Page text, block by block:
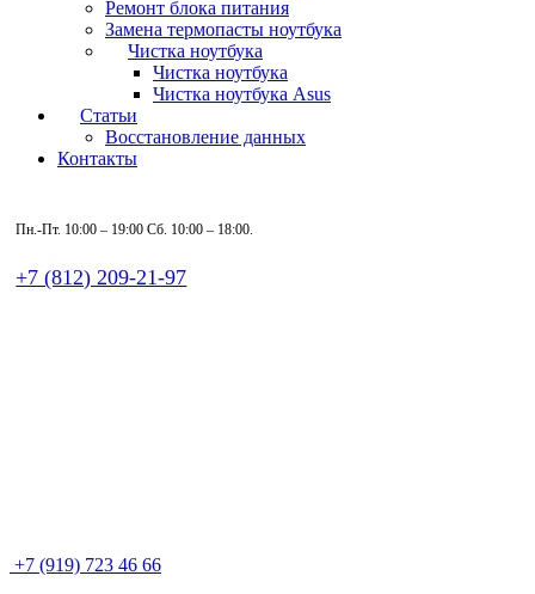
Ремонт блока питания
Замена термопасты ноутбука
Чистка ноутбука
Чистка ноутбука
Чистка ноутбука Asus
Статьи
Восстановление данных
Контакты
Пн.-Пт. 10:00 – 19:00 Сб. 10:00 – 18:00.
+7 (812) 209-21-97
+7 (919) 723 46 66